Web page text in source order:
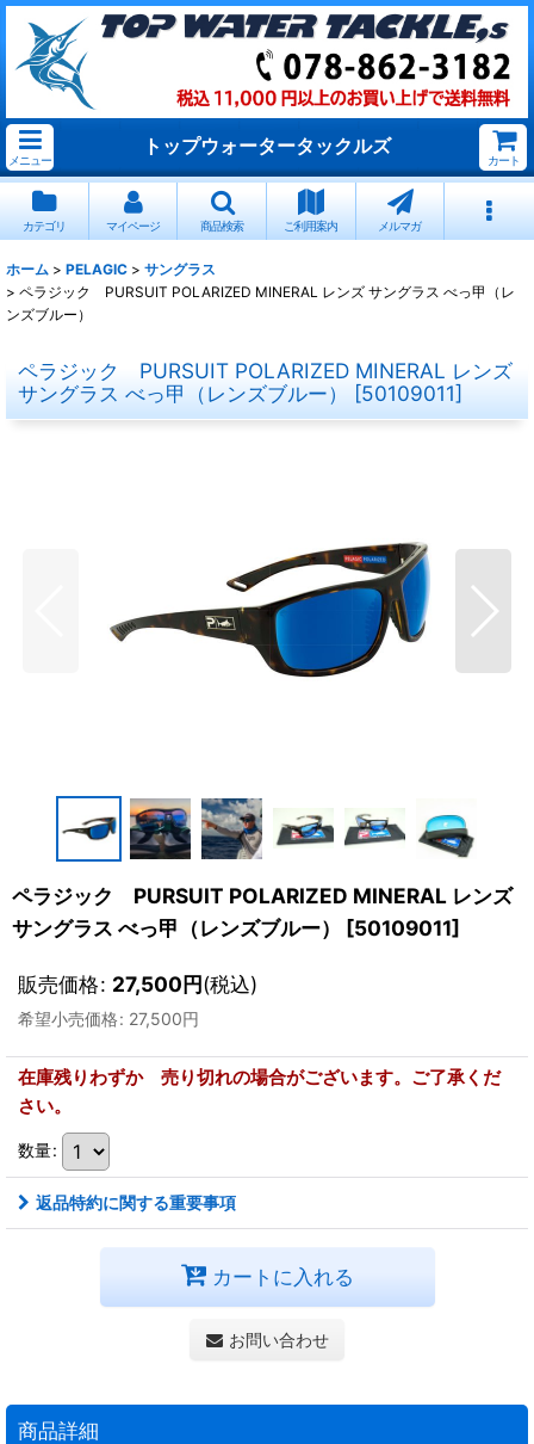
メニュー
トップウォータータックルズ
カート
カテゴリ マイページ 商品検索 ご利用案内 メルマガ
ホーム > PELAGIC > サングラス
> ペラジック PURSUIT POLARIZED MINERAL レンズ サングラス べっ甲（レ
ンズブルー）
ペラジック PURSUIT POLARIZED MINERAL レンズ
サングラス べっ甲（レンズブルー）
[50109011]
ペラジック PURSUIT POLARIZED MINERAL レンズ
サングラス べっ甲（レンズブルー）
[50109011]
販売価格: 27,500円(税込)
希望小売価格: 27,500円
在庫残りわずか 売り切れの場合がございます。ご了承くだ
さい。
数量:
返品特約に関する重要事項
カートに入れる
お問い合わせ
商品詳細